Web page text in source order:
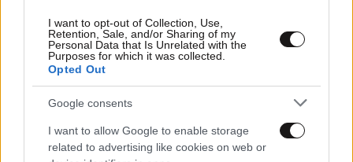
I want to opt-out of Collection, Use,
Retention, Sale, and/or Sharing of my
Personal Data that Is Unrelated with the
Purposes for which it was collected.
Opted Out
Google consents
I want to allow Google to enable storage
related to advertising like cookies on web or
Κικίλιας: Επενδύσεις και νέες θέσεις εργασίας με το
Master Plan του λιμένα Πατρών